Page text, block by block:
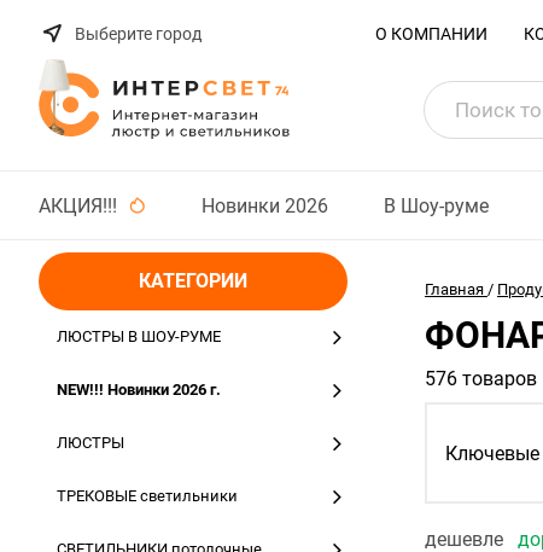
Выберите город О КОМПАНИИ
АКЦИЯ!!! Новинки 2026 В Шоу-руме
КАТЕГОРИИ
ЛЮСТРЫ В ШОУ-РУМЕ
NEW!!! Новинки 2026 г.
ЛЮСТРЫ
ТРЕКОВЫЕ светильники
Главная /
576 товаров
Ключевые
дешевле